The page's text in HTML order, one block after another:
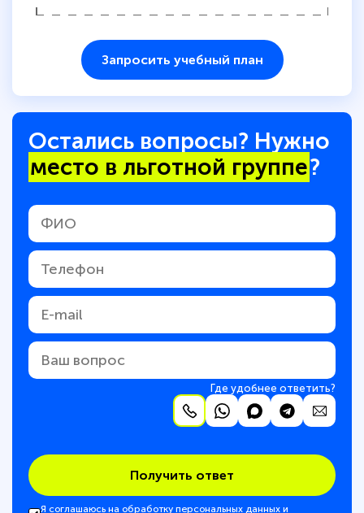
Запросить учебный план
Остались вопросы? Нужно
место в льготной группе?
Где удобнее ответить?
Получить ответ
Я соглашаюсь на обработку персональных данных и